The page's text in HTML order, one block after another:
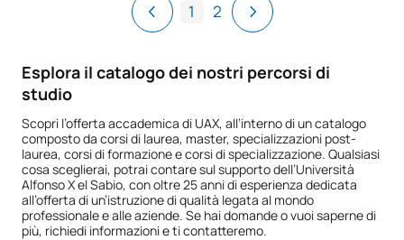
1 2
Esplora il catalogo dei nostri percorsi di
studio
Scopri l’offerta accademica di UAX, all’interno di un catalogo
composto da corsi di laurea, master, specializzazioni post-
laurea, corsi di formazione e corsi di specializzazione. Qualsiasi
cosa sceglierai, potrai contare sul supporto dell’Università
Alfonso X el Sabio, con oltre 25 anni di esperienza dedicata
all’offerta di un’istruzione di qualità legata al mondo
professionale e alle aziende. Se hai domande o vuoi saperne di
più, richiedi informazioni e ti contatteremo.